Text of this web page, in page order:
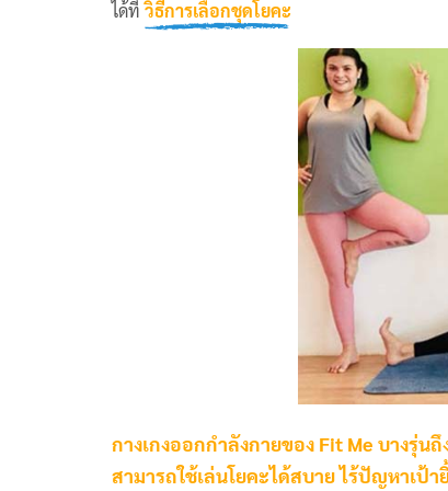
ได้ที่วิธีการเลือกชุดโยคะ
กางเกงออกกำลังกายของ Fit Me บางรุ่
สามารถใช้เล่นโยคะได้สบาย ไร้ปัญหาเป้